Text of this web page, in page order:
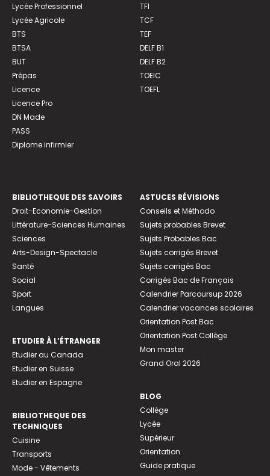
Lycée Professionnel
Lycée Agricole
BTS
BTSA
BUT
Prépas
Licence
Licence Pro
DN Made
PASS
Diplome infirmier
TFI
TCF
TEF
DELF B1
DELF B2
TOEIC
TOEFL
BIBLIOTHEQUE DES SAVOIRS
Droit-Economie-Gestion
Littérature-Sciences Humaines
Sciences
Arts-Design-Spectacle
Santé
Social
Sport
Langues
ETUDIER À L’ÉTRANGER
Etudier au Canada
Etudier en Suisse
Etudier en Espagne
BIBLIOTHEQUE DES
TECHNIQUES
Cuisine
Transports
Mode - Vêtements
ASTUCES RÉVISIONS
Conseils et Méthodo
Sujets probables Brevet
Sujets Probables Bac
Sujets corrigés Brevet
Sujets corrigés Bac
Corrigés Bac de Français
Calendrier Parcoursup 2026
Calendrier vacances scolaires
Orientation Post Bac
Orientation Post Collège
Mon master
Grand Oral 2026
BLOG
Collège
Lycée
Supérieur
Orientation
Guide pratique